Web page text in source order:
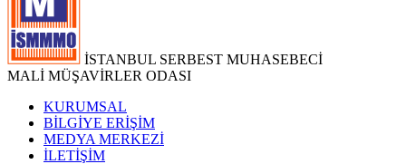
İSTANBUL SERBEST MUHASEBECİ
MALİ MÜŞAVİRLER ODASI
KURUMSAL
BİLGİYE ERİŞİM
MEDYA MERKEZİ
İLETİŞİM